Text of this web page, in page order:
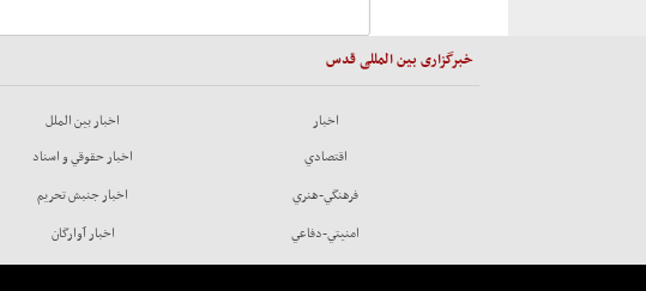
خبرگزاری بین المللی قدس
اخبار
اقتصادي
فرهنگي-هنري
امنيتي-دفاعي
اخبار بين الملل
اخبار حقوقي و اسناد
اخبار جنبش تحريم
اخبار آوارگان